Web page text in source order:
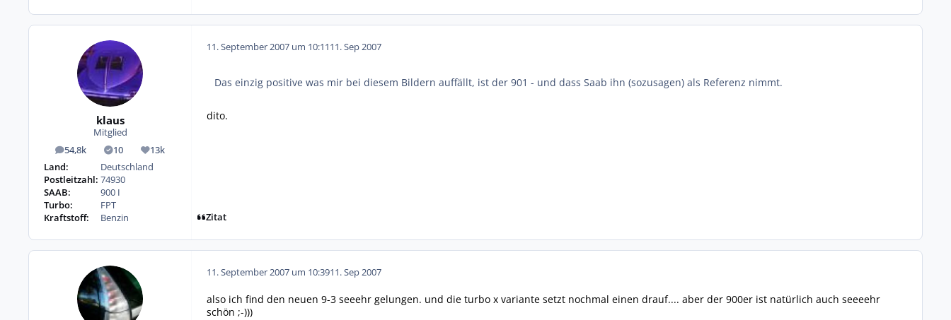
klaus
Mitglied
54,8k
Beiträge 10
Lösungen13k
Reputation
Land:
Deutschland
Postleitzahl: 74930
SAAB:
900 I
Turbo:
FPT
Kraftstoff:
Benzin
11. September 2007 um 10:1111. Sep 2007
Das einzig positive was mir bei diesem Bildern auffällt, ist der 901 - und dass Saab ihn (sozusagen) als Referenz nimmt.
dito.
Zitat
11. September 2007 um 10:3911. Sep 2007
also ich find den neuen 9-3 seeehr gelungen. und die turbo x variante setzt nochmal einen drauf.... aber der 900er ist natürlich auch seeeehr
schön ;-)))